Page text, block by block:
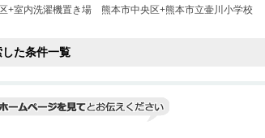
+室内洗濯機置き場 熊本市中央区+熊本市立壷川小学校
た条件一覧